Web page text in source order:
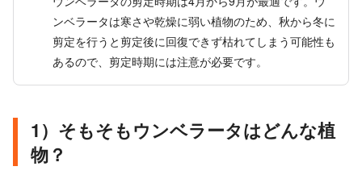
ンベラータは寒さや乾燥に弱い植物のため、秋から冬に
剪定を行うと剪定後に回復できず枯れてしまう可能性も
あるので、剪定時期には注意が必要です。
1）そもそもウンベラータはどんな植
物？